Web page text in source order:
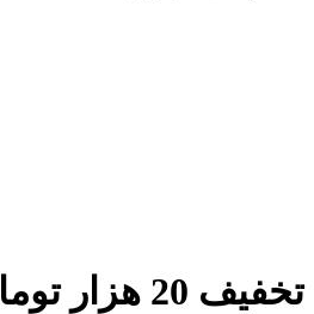
تخفیف 20 هزار تومانی از هایپر فامیلی اکالا